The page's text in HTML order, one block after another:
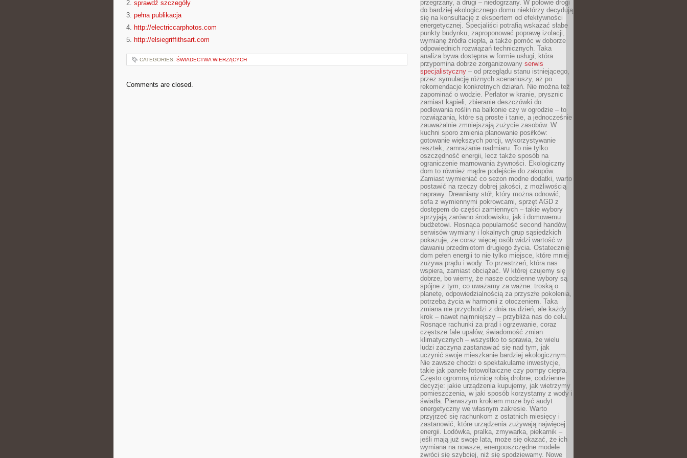
2. sprawdź szczegóły
3. pełna publikacja
4. http://electriccarphotos.com
5. http://elsiegriffithsart.com
CATEGORIES: ŚWIADECTWA WIERZĄCYCH
Comments are closed.
przegrzany, a drugi – niedogrzany. W połowie drogi
do bardziej ekologicznego domu niektórzy decydują
się na konsultację z ekspertem od efektywności
energetycznej. Specjaliści potrafią wskazać słabe
punkty budynku, zaproponować poprawę izolacji,
wymianę źródła ciepła, a także pomóc w doborze
odpowiednich rozwiązań technicznych. Taka
analiza bywa dostępna w formie usługi, która
przypomina dobrze zorganizowany serwis
specjalistyczny – od przeglądu stanu istniejącego,
przez symulację różnych scenariuszy, aż po
rekomendacje konkretnych działań. Nie można też
zapominać o wodzie. Perlator w kranie, prysznic
zamiast kąpieli, zbieranie deszczówki do
podlewania roślin na balkonie czy w ogrodzie – to
rozwiązania, które są proste i tanie, a jednocześnie
zauważalnie zmniejszają zużycie zasobów. W
kuchni sporo zmienia planowanie posiłków:
gotowanie większych porcji, wykorzystywanie
resztek, zamrażanie nadmiaru. To nie tylko
oszczędność energii, lecz także sposób na
ograniczenie marnowania żywności. Ekologiczny
dom to również mądre podejście do zakupów.
Zamiast wymieniać co sezon modne dodatki, warto
postawić na rzeczy dobrej jakości, z możliwością
naprawy. Drewniany stół, który można odnowić,
sofa z wymiennymi pokrowcami, sprzęt AGD z
dostępem do części zamiennych – takie wybory
sprzyjają zarówno środowisku, jak i domowemu
budżetowi. Rosnąca popularność second handów,
serwisów wymiany i lokalnych grup sąsiedzkich
pokazuje, że coraz więcej osób widzi wartość w
dawaniu przedmiotom drugiego życia. Ostatecznie
dom pełen energii to nie tylko miejsce, które mniej
zużywa prądu i wody. To przestrzeń, która nas
wspiera, zamiast obciążać. W której czujemy się
dobrze, bo wiemy, że nasze codzienne wybory są
spójne z tym, co uważamy za ważne: troską o
planetę, odpowiedzialnością za przyszłe pokolenia,
potrzebą życia w harmonii z otoczeniem. Taka
zmiana nie przychodzi z dnia na dzień, ale każdy
krok – nawet najmniejszy – przybliża nas do celu.
Rosnące rachunki za prąd i ogrzewanie, coraz
częstsze fale upałów, świadomość zmian
klimatycznych – wszystko to sprawia, że wielu
ludzi zaczyna zastanawiać się nad tym, jak
uczynić swoje mieszkanie bardziej ekologicznym.
Nie zawsze chodzi o spektakularne inwestycje,
takie jak panele fotowoltaiczne czy pompy ciepła.
Często ogromną różnicę robią drobne, codzienne
decyzje: jakie urządzenia kupujemy, jak wietrzymy
pomieszczenia, w jaki sposób korzystamy z wody i
światła. Pierwszym krokiem może być audyt
energetyczny we własnym zakresie. Warto
przyjrzeć się rachunkom z ostatnich miesięcy i
zastanowić, które urządzenia zużywają najwięcej
energii. Lodówka, pralka, zmywarka, piekarnik –
jeśli mają już swoje lata, może się okazać, że ich
wymiana na nowsze, energooszczędne modele
zwróci się szybciej, niż się spodziewamy. Nowe